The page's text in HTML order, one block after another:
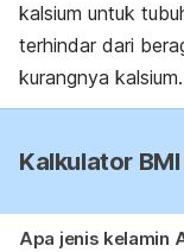
kalsium untuk
terhindar dari
kurangnya kalsium.
Kalkulator
Apa jenis kelamin